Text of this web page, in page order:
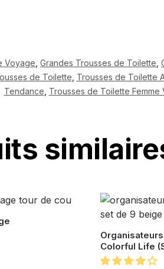
Voyage Grandes Trousses de Toilette
de Toilette Trousses de Toilette
Tendance Trousses de Toilette Femme
Colorful Life